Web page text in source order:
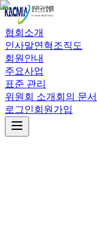
협회소개
인사말연혁조직도
회원안내
주요사업
표준 관리
위원회 소개 회의 문서
로그인회원가입